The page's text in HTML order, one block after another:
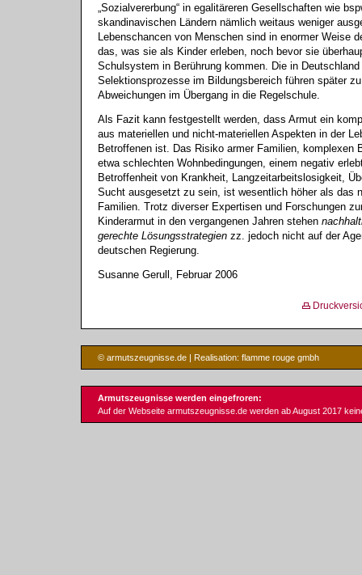
„Sozialvererbung“ in egalitäreren Gesellschaften wie
skandinavischen Ländern nämlich weitaus weniger
Lebenschancen von Menschen sind in enormer Weise
das, was sie als Kinder erleben, noch bevor sie
Schulsystem in Berührung kommen. Die in Deutschland
Selektionsprozesse im Bildungsbereich führen später
Abweichungen im Übergang in die Regelschule.
Als Fazit kann festgestellt werden, dass Armut ein
aus materiellen und nicht-materiellen Aspekten in der
Betroffenen ist. Das Risiko armer Familien, komplexen
etwa schlechten Wohnbedingungen, einem negativ
Betroffenheit von Krankheit, Langzeitarbeitslosigkeit,
Sucht ausgesetzt zu sein, ist wesentlich höher als das
Familien. Trotz diverser Expertisen und Forschungen
Kinderarmut in den vergangenen Jahren stehen
gerechte Lösungsstrategien zz. jedoch nicht auf der
deutschen Regierung.
Susanne Gerull, Februar 2006
© armutszeugnisse.de | Realisation: flamme rouge gmbh
Armutszeugnisse werden eingefroren:
Auf der Webseite armutszeugnisse.de werden ab August 2017